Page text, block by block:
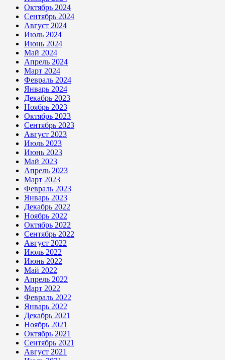
Октябрь 2024
Сентябрь 2024
Август 2024
Июль 2024
Июнь 2024
Май 2024
Апрель 2024
Март 2024
Февраль 2024
Январь 2024
Декабрь 2023
Ноябрь 2023
Октябрь 2023
Сентябрь 2023
Август 2023
Июль 2023
Июнь 2023
Май 2023
Апрель 2023
Март 2023
Февраль 2023
Январь 2023
Декабрь 2022
Ноябрь 2022
Октябрь 2022
Сентябрь 2022
Август 2022
Июль 2022
Июнь 2022
Май 2022
Апрель 2022
Март 2022
Февраль 2022
Январь 2022
Декабрь 2021
Ноябрь 2021
Октябрь 2021
Сентябрь 2021
Август 2021